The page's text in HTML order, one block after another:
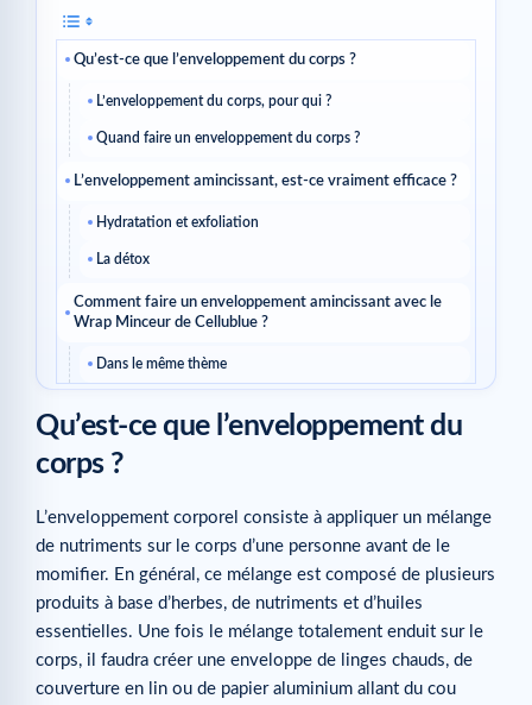
Qu’est-ce que l’enveloppement du corps ?
L’enveloppement du corps, pour qui ?
Quand faire un enveloppement du corps ?
L’enveloppement amincissant, est-ce vraiment efficace ?
Hydratation et exfoliation
La détox
Comment faire un enveloppement amincissant avec le
Wrap Minceur de Cellublue ?
Dans le même thème
Qu’est-ce que l’enveloppement du
corps ?
L’enveloppement corporel consiste à appliquer un mélange
de nutriments sur le corps d’une personne avant de le
momifier. En général, ce mélange est composé de plusieurs
produits à base d’herbes, de nutriments et d’huiles
essentielles. Une fois le mélange totalement enduit sur le
corps, il faudra créer une enveloppe de linges chauds, de
couverture en lin ou de papier aluminium allant du cou